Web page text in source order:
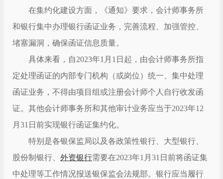
在集约化建设方面，《通知》要求，会计师事务所
和银行集中办理银行函证业务，完善流程、加强管控、
堵塞漏洞，确保函证信息质量。
具体来看，自2023年1月1日起，由会计师事务所指
定处理函证的内部专门机构（或岗位）统一、集中处理
函证业务，不得由项目组或注册会计师个人自行收发函
证。其他会计师事务所和其他审计业务应当于2023年12
月31日前实现银行函证集约化。
特别是各银保监局以及各政策性银行、大型银行、
股份制银行、外资银行需要在2023年1月31日前将函证集
中处理等工作情况报送银保监会法规部。银行应当履行